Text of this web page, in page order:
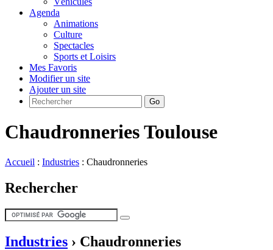
Agenda
Animations
Culture
Spectacles
Sports et Loisirs
Mes Favoris
Modifier un site
Ajouter un site
Go
Chaudronneries Toulouse
Accueil : Industries : Chaudronneries
Rechercher
Industries › Chaudronneries